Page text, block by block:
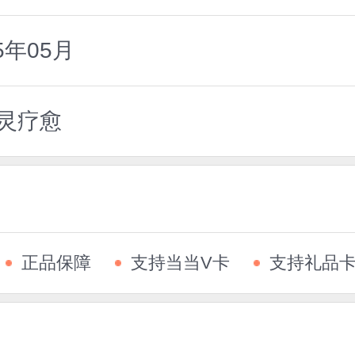
05月
疗愈
正品保障 支持当当V卡 支持礼品